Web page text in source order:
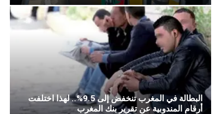
البطالة في المغرب تنخفض إلى 9.5%.. لهذا اختلفت
أرقام المندوبية عن تقرير بنك المغرب